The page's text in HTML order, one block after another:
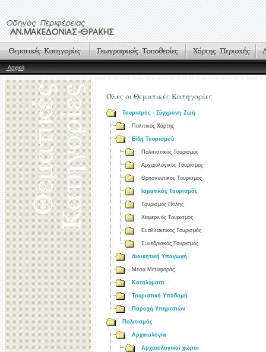
Αρχική
Όλες οι Θεματικές Κατηγορίες
Τουρισμός - Σύγχρονη Ζωή
Πολιτικός Χάρτης
Είδη Τουρισμού
Πολιτιστικός Τουρισμός
Αρχαιολογικός Τουρισμός
Θρησκευτικός Τουρισμός
Ιαματικός Τουρισμός
Τουρισμός Πόλης
Χειμερινός Τουρισμός
Εναλλακτικός Τουρισμός
Συνεδριακός Τουρισμός
Διοικητική Υπαγωγή
Μέσα Μεταφοράς
Καταλύματα
Τουριστική Υποδομή
Παροχή Υπηρεσιών
Πολιτισμός
Αρχαιολογία
Αρχαιολογικοί χώροι